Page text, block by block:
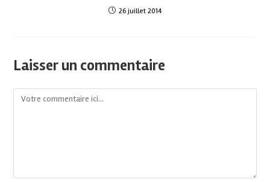
26 juillet 2014
Laisser un commentaire